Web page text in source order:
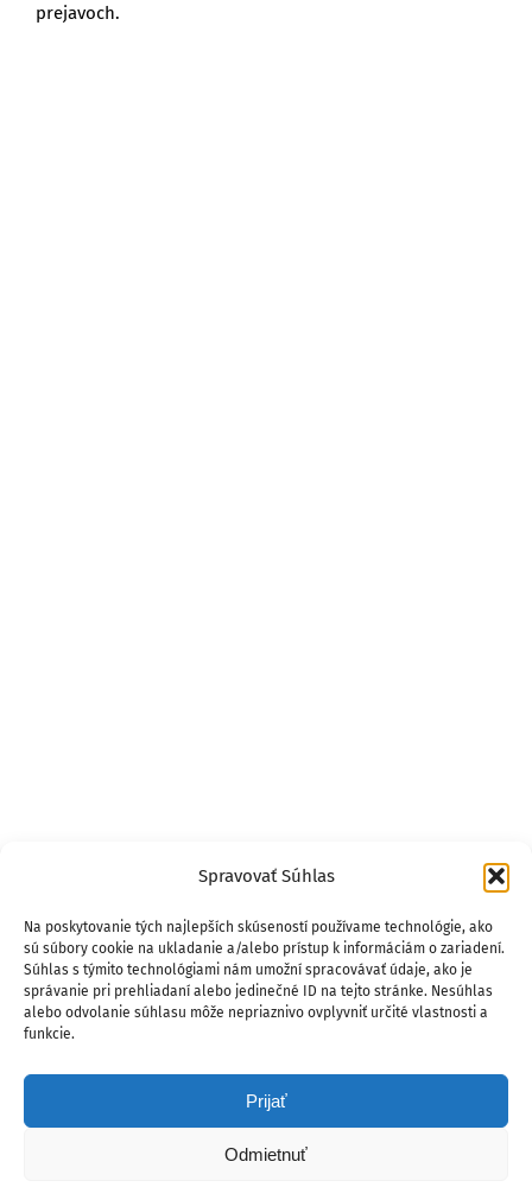
Spravovať Súhlas
Na poskytovanie tých najlepších skúseností používame technológie, ako
sú súbory cookie na ukladanie a/alebo prístup k informáciám o zariadení.
Súhlas s týmito technológiami nám umožní spracovávať údaje, ako je
správanie pri prehliadaní alebo jedinečné ID na tejto stránke. Nesúhlas
alebo odvolanie súhlasu môže nepriaznivo ovplyvniť určité vlastnosti a
funkcie.
Prijať
Odmietnuť
prejavoch.